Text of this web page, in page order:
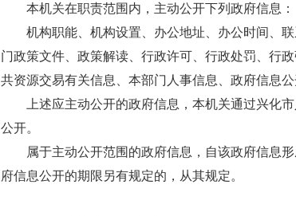
本机关在职责范围内，主动公开下列政府信息：
机构职能、机构设置、办公地址、办公时间、
门政策文件、政策解读、行政许可、行政处罚、行
共资源交易有关信息、本部门人事信息、政府信息
上述应主动公开的政府信息，本机关通过兴化
公开。
属于主动公开范围的政府信息，自该政府信息
府信息公开的期限另有规定的，从其规定。